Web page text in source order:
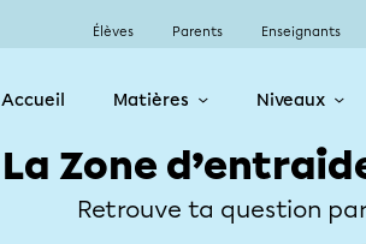
Élèves Parents Enseignants
Accueil Matières Niveaux
La Zone
Retrouve ta question